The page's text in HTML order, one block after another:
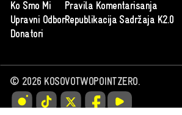
Ko Smo Mi
Upravni Odbor
Donatori
Pravila Komentarisanja
Republikacija Sadržaja K2.0
© 2026KOSOVOTWOPOINTZERO.